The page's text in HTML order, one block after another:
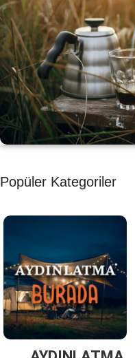
SATIŞ VE MONTAJ
Keşfet
KAHVE KEYFİ
Kahvemizi Denediniz mi ?
Keşfet
Popüler Kategoriler